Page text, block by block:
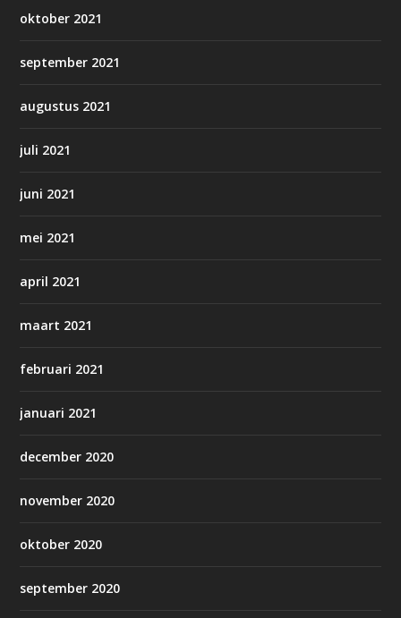
oktober 2021
september 2021
augustus 2021
juli 2021
juni 2021
mei 2021
april 2021
maart 2021
februari 2021
januari 2021
december 2020
november 2020
oktober 2020
september 2020